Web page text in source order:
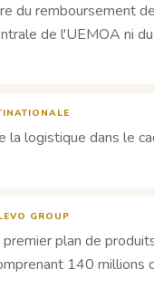
du
de l'UEMOA ni
la logistique dans le
GROUP
plan de
140